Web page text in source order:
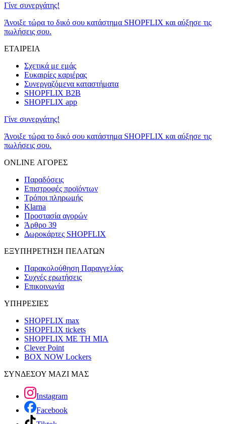
Γίνε συνεργάτης!
Άνοιξε τώρα το δικό σου κατάστημα SHOPFLIX και αύξησε τις
πωλήσεις σου.
ΕΤΑΙΡΕΙΑ
Σχετικά με εμάς
Ευκαιρίες καριέρας
Συνεργαζόμενα καταστήματα
SHOPFLIX B2B
SHOPFLIX app
Γίνε συνεργάτης!
Άνοιξε τώρα το δικό σου κατάστημα SHOPFLIX και αύξησε τις
πωλήσεις σου.
ONLINE ΑΓΟΡΕΣ
Παραδόσεις
Επιστροφές προϊόντων
Τρόποι πληρωμής
Klarna
Προστασία αγορών
Άρθρο 39
Δωροκάρτες SHOPFLIX
ΕΞΥΠΗΡΕΤΗΣΗ ΠΕΛΑΤΩΝ
Παρακολούθηση Παραγγελίας
Συχνές ερωτήσεις
Επικοινωνία
ΥΠΗΡΕΣΙΕΣ
SHOPFLIX max
SHOPFLIX tickets
SHOPFLIX ΜΕ ΤΗ ΜΙΑ
Clever Point
BOX NOW Lockers
ΣΥΝΔΕΣΟΥ ΜΑΖΙ ΜΑΣ
Instagram
Facebook